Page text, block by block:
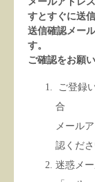
すとすぐに送
送信確認メー
す。
ご確認をお願い
ご登録
合
メール
認くださ
迷惑メ